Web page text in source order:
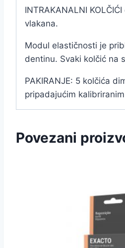
INTRAKANALNI
vlakana.
Modul elastičnosti je
dentinu. Svaki kolčić na
PAKIRANJE: 5 kolčića
pripadajućim
Povezani